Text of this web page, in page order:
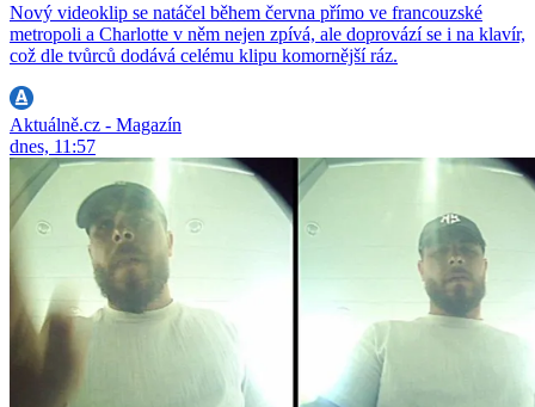
Nový videoklip se natáčel během června přímo ve francouzské
metropoli a Charlotte v něm nejen zpívá, ale doprovází se i na klavír,
což dle tvůrců dodává celému klipu komornější ráz.
Aktuálně.cz - Magazín
dnes, 11:57